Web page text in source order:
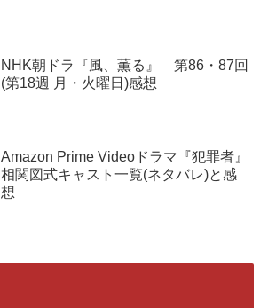
NHK朝ドラ『風、薫る』 第86・87回
(第18週 月・火曜日)感想
Amazon Prime Videoドラマ『犯罪者』
相関図式キャスト一覧(ネタバレ)と感
想